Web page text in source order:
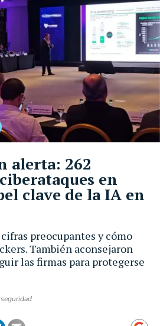
preocupantes y cómo
También aconsejaron
las firmas para protegerse
alerta: 262
en
clave de la IA en